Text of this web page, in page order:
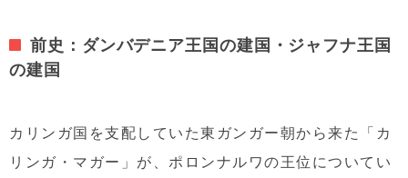
前史：ダンバデニア王国の建国・ジャフナ王国
の建国
カリンガ国を支配していた東ガンガー朝から来た「カ
リンガ・マガー」が、ポロンナルワの王位についてい